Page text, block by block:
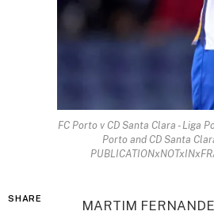
FC Porto v CD Santa Clara - Liga
Porto and CD Santa
SHARE MARTIM